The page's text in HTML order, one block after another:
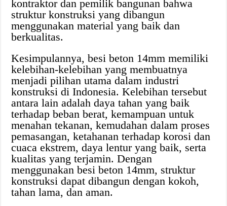
kontraktor dan pemilik bangunan bahwa
struktur konstruksi yang dibangun
menggunakan material yang baik dan
berkualitas.
Kesimpulannya, besi beton 14mm memiliki
kelebihan-kelebihan yang membuatnya
menjadi pilihan utama dalam industri
konstruksi di Indonesia. Kelebihan tersebut
antara lain adalah daya tahan yang baik
terhadap beban berat, kemampuan untuk
menahan tekanan, kemudahan dalam proses
pemasangan, ketahanan terhadap korosi dan
cuaca ekstrem, daya lentur yang baik, serta
kualitas yang terjamin. Dengan
menggunakan besi beton 14mm, struktur
konstruksi dapat dibangun dengan kokoh,
tahan lama, dan aman.